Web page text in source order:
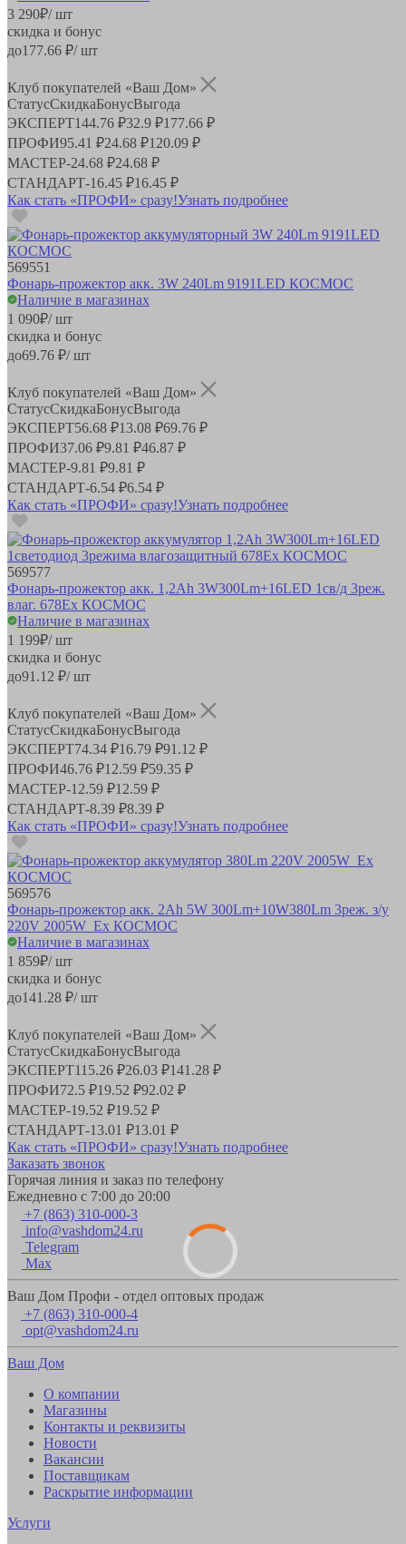
3 290₽/ шт
скидка и бонус
до177.66 ₽/ шт
Клуб покупателей «Ваш Дом»
СтатусСкидкаБонусВыгода
ЭКСПЕРТ144.76 ₽32.9 ₽177.66 ₽
ПРОФИ95.41 ₽24.68 ₽120.09 ₽
МАСТЕР-24.68 ₽24.68 ₽
СТАНДАРТ-16.45 ₽16.45 ₽
Как стать «ПРОФИ» сразу!Узнать подробнее
569551
Фонарь-прожектор акк. 3W 240Lm 9191LED КОСМОС
Наличие в магазинах
1 090₽/ шт
скидка и бонус
до69.76 ₽/ шт
Клуб покупателей «Ваш Дом»
СтатусСкидкаБонусВыгода
ЭКСПЕРТ56.68 ₽13.08 ₽69.76 ₽
ПРОФИ37.06 ₽9.81 ₽46.87 ₽
МАСТЕР-9.81 ₽9.81 ₽
СТАНДАРТ-6.54 ₽6.54 ₽
Как стать «ПРОФИ» сразу!Узнать подробнее
569577
Фонарь-прожектор акк. 1,2Ah 3W300Lm+16LED 1св/д 3реж.
влаг. 678Ex КОСМОС
Наличие в магазинах
1 199₽/ шт
скидка и бонус
до91.12 ₽/ шт
Клуб покупателей «Ваш Дом»
СтатусСкидкаБонусВыгода
ЭКСПЕРТ74.34 ₽16.79 ₽91.12 ₽
ПРОФИ46.76 ₽12.59 ₽59.35 ₽
МАСТЕР-12.59 ₽12.59 ₽
СТАНДАРТ-8.39 ₽8.39 ₽
Как стать «ПРОФИ» сразу!Узнать подробнее
569576
Фонарь-прожектор акк. 2Ah 5W 300Lm+10W380Lm 3реж. з/у
220V 2005W_Ex КОСМОС
Наличие в магазинах
1 859₽/ шт
скидка и бонус
до141.28 ₽/ шт
Клуб покупателей «Ваш Дом»
СтатусСкидкаБонусВыгода
ЭКСПЕРТ115.26 ₽26.03 ₽141.28 ₽
ПРОФИ72.5 ₽19.52 ₽92.02 ₽
МАСТЕР-19.52 ₽19.52 ₽
СТАНДАРТ-13.01 ₽13.01 ₽
Как стать «ПРОФИ» сразу!Узнать подробнее
Заказать звонок
Горячая линия и заказ по телефону
Ежедневно с 7:00 до 20:00
+7 (863) 310-000-3
info@vashdom24.ru
Telegram
Max
Ваш Дом Профи - отдел оптовых продаж
+7 (863) 310-000-4
opt@vashdom24.ru
Ваш Дом
О компании
Магазины
Контакты и реквизиты
Новости
Вакансии
Поставщикам
Раскрытие информации
Услуги